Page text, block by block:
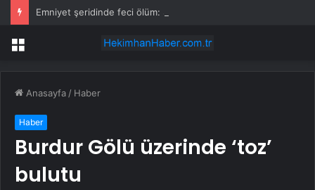
Menü
Anasayfa / Haber
Haber
Burdur Gölü üzerinde ‘toz’
bulutu